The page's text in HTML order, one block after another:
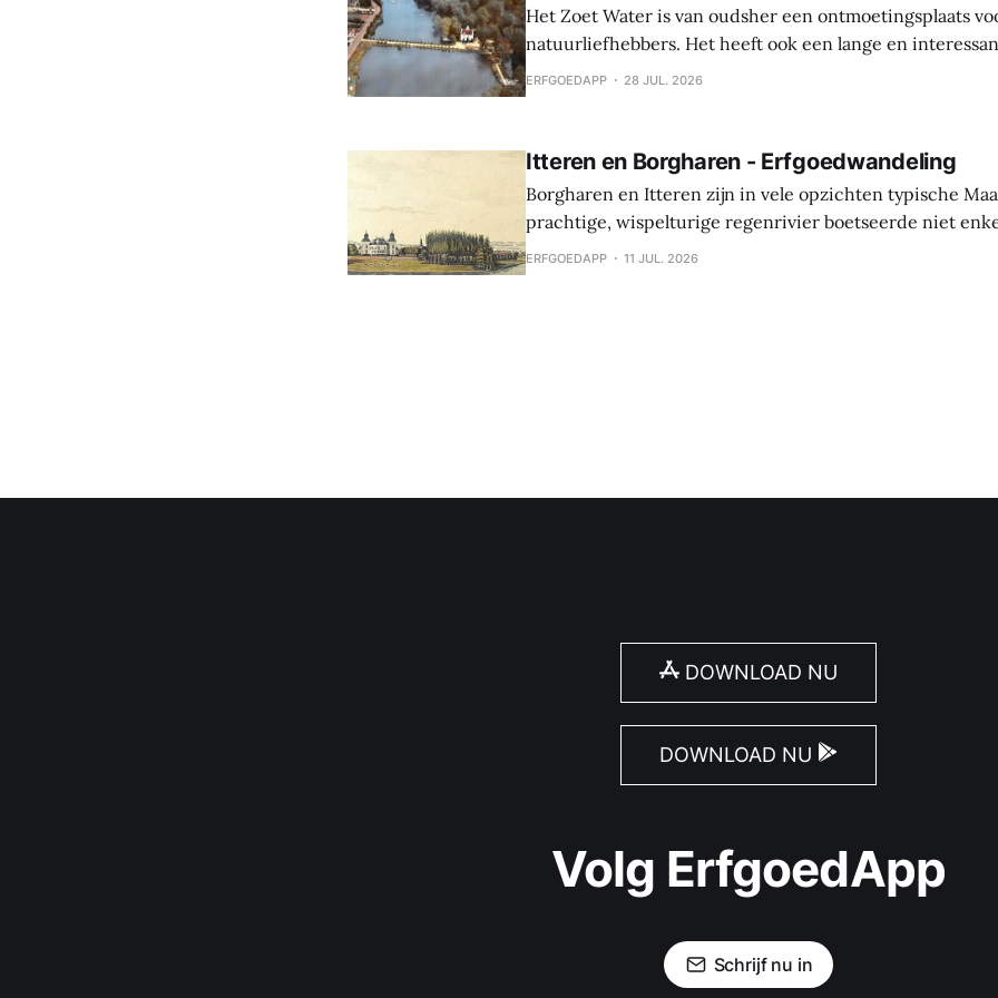
Het Zoet Water is van oudsher een ontmoetingsplaats
natuurliefhebbers. Het heeft ook een lange en
Hier werden sporen gevonden van bewoning en
ERFGOEDAPP 28 JUL. 2026
Itteren en Borgharen - Erfgoedwandeling
Borgharen en Itteren zijn in vele opzichten typische
prachtige, wispelturige regenrivier boetseerde niet
landschap, maar gaf ook mee vorm aan de levens van de
ERFGOEDAPP 11 JUL. 2026
DOWNLOAD NU
DOWNLOAD NU
Volg ErfgoedApp
Schrijf nu in